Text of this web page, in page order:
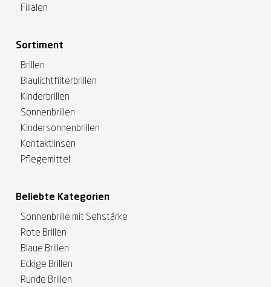
Filialen
Sortiment
Brillen
Blaulichtfilterbrillen
Kinderbrillen
Sonnenbrillen
Kindersonnenbrillen
Kontaktlinsen
Pflegemittel
Beliebte Kategorien
Sonnenbrille mit Sehstärke
Rote Brillen
Blaue Brillen
Eckige Brillen
Runde Brillen